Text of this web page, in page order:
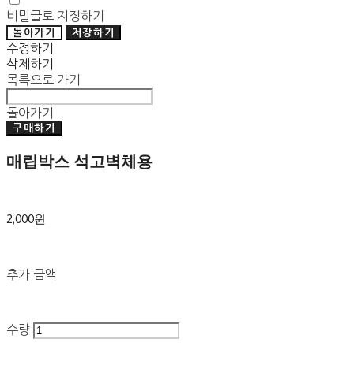
비밀글로 지정하기
돌아가기 저장하기
수정하기
삭제하기
목록으로 가기
돌아가기
구매하기
매립박스 석고벽체용
2,000원
추가 금액
수량